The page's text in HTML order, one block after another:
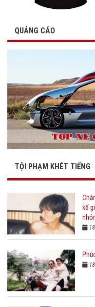
QUẢNG CÁO
TỘI PHẠM KHÉT TIẾNG
kế